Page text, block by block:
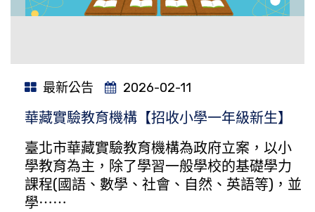
最新公告 2026-02-11
華藏實驗教育機構【招收小學一年級新生】
臺北市華藏實驗教育機構為政府立案，以小
學教育為主，除了學習一般學校的基礎學力
課程(國語、數學、社會、自然、英語等)，並
學⋯⋯